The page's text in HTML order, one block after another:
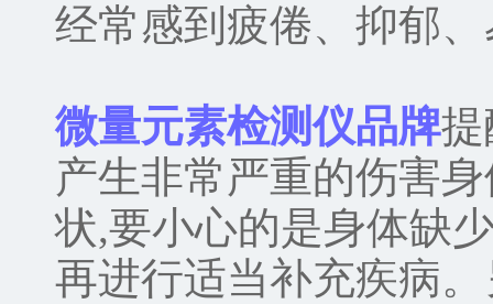
经常感到疲倦、抑郁
微量元素检测仪品牌
产生非常严重的伤害
状,要小心的是身体缺
再进行适当补充疾病